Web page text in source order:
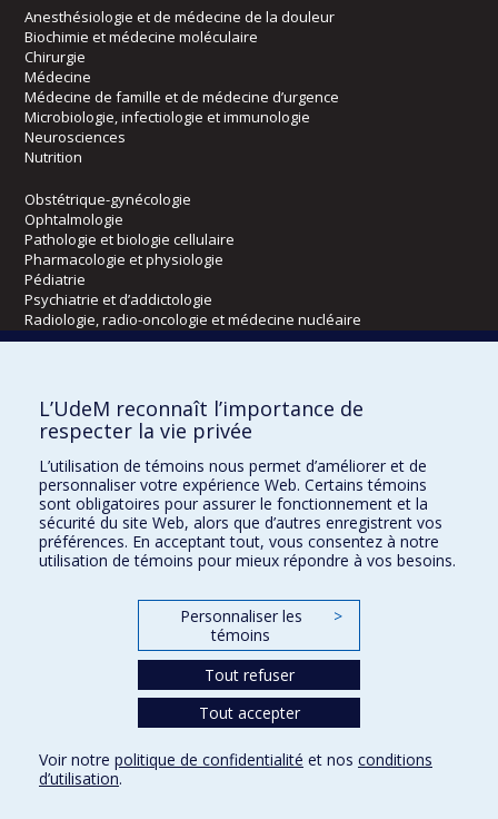
Anesthésiologie et de médecine de la douleur
Biochimie et médecine moléculaire
Chirurgie
Médecine
Médecine de famille et de médecine d’urgence
Microbiologie, infectiologie et immunologie
Neurosciences
Nutrition
Obstétrique-gynécologie
Ophtalmologie
Pathologie et biologie cellulaire
Pharmacologie et physiologie
Pédiatrie
Psychiatrie et d’addictologie
Radiologie, radio-oncologie et médecine nucléaire
Kinésiologie et des sciences de l’activité physique
Orthophonie et audiologie
Réadaptation
Directions
DPC
CPASS
L’UdeM reconnaît l’importance de
respecter la vie privée
L’utilisation de témoins nous permet d’améliorer et de
personnaliser votre expérience Web. Certains témoins
sont obligatoires pour assurer le fonctionnement et la
sécurité du site Web, alors que d’autres enregistrent vos
préférences. En acceptant tout, vous consentez à notre
utilisation de témoins pour mieux répondre à vos besoins.
Personnaliser les
témoins
>
Tout refuser
Tout accepter
Voir notre politique de confidentialité et nos conditions
d’utilisation.